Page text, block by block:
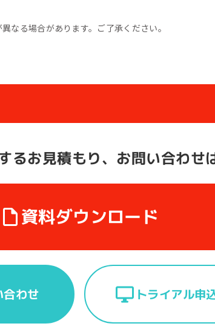
なる場合があります。ご了承ください。
るお見積もり、お問い合わせ
資料ダウンロード
合わせ トライアル申